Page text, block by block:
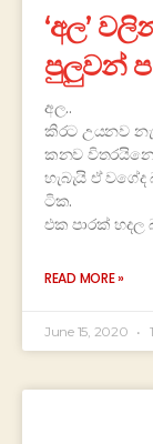
‘අල’
පුලුවන්
අල..
කිරට උයනව
කනව
හැබැයි ඒ
ටික.
එක පාරක් හදල
READ MORE »
June 15, 2020